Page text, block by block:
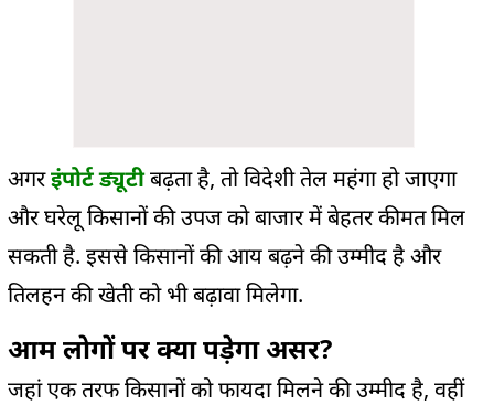
अगरइंपोर्ट ड्यूटीबढ़ता है, तो विदेशी तेल महंगा हो जाएगा
और घरेलू किसानों की उपज को बाजार में बेहतर कीमत मिल
सकती है. इससे किसानों की आय बढ़ने की उम्मीद है और
तिलहन की खेती को भी बढ़ावा मिलेगा.
आम लोगों पर क्या पड़ेगा असर?
जहां एक तरफ किसानों को फायदा मिलने की उम्मीद है, वहीं